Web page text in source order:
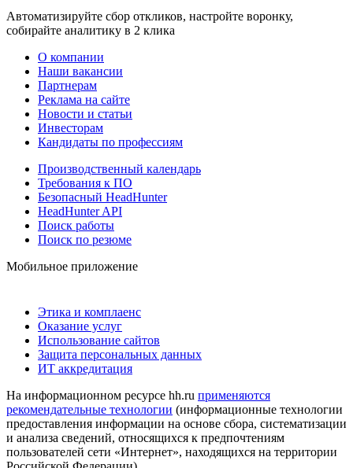
Автоматизируйте сбор откликов, настройте воронку,
собирайте аналитику в 2 клика
О компании
Наши вакансии
Партнерам
Реклама на сайте
Новости и статьи
Инвесторам
Кандидаты по профессиям
Производственный календарь
Требования к ПО
Безопасный HeadHunter
HeadHunter API
Поиск работы
Поиск по резюме
Мобильное приложение
Этика и комплаенс
Оказание услуг
Использование сайтов
Защита персональных данных
ИТ аккредитация
На информационном ресурсе hh.ru применяются
рекомендательные технологии (информационные технологии
предоставления информации на основе сбора, систематизации
и анализа сведений, относящихся к предпочтениям
пользователей сети «Интернет», находящихся на территории